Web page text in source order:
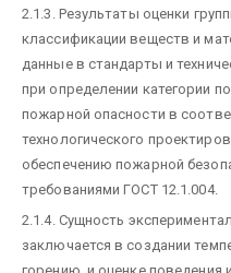
2.1.3. Результаты оценки
классификации веществ и
данные в стандарты и
при определении категории
пожарной опасности в
технологического
обеспечению пожарной
требованиями ГОСТ 12.1.004.
2.1.4. Сущность
заключается в создании
горению, и оценке